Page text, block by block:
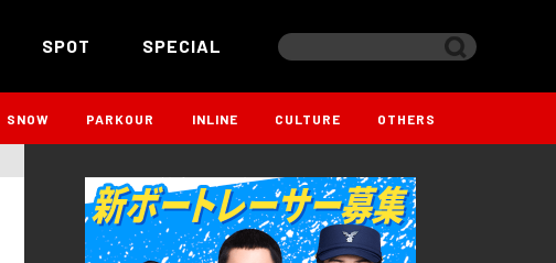
SPOT SPECIAL
SNOW PARKOUR INLINE CULTURE OTHERS